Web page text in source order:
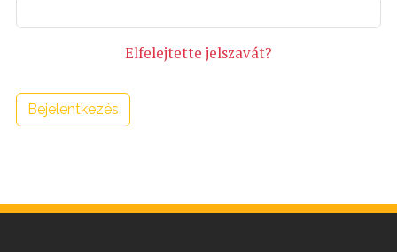
Elfelejtette jelszavát?
Bejelentkezés